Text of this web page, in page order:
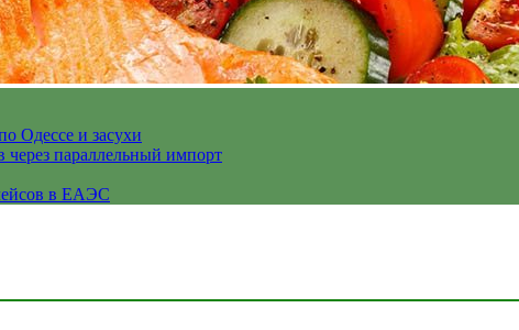
Одессе и засухи
через параллельный импорт
в ЕАЭС